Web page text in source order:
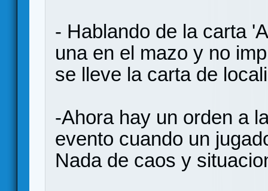
- Hablando de la carta
una en el mazo y no
se lleve la carta de
-Ahora hay un orden a
evento cuando un
Nada de caos y